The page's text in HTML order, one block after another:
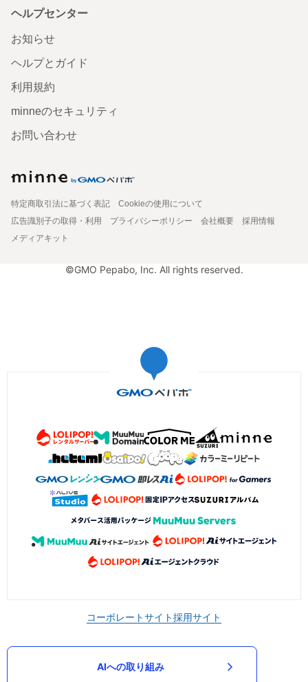
ヘルプセンター
お知らせ
ヘルプとガイド
利用規約
minneのセキュリティ
お問い合わせ
特定商取引法に基づく表記
Cookieの使用について
広告識別子の取得・利用
プライバシーポリシー 会社概要
採用情報
メディアキット
©GMO Pepabo, Inc. All rights reserved.
コーポレートサイト採用サイト
AIへの取り組み